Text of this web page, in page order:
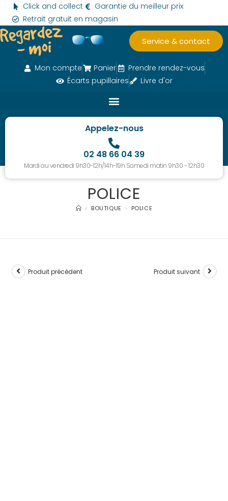
Click and collect
Garantie du meilleur prix
Retrait gratuit en magasin
Service & contact
Mon compte Panier
Prendre rendez-vous
Écarts pupillaires
Livre d'or
Appelez-nous
02 48 66 04 39
Mardi au vendredi 9h30-12h/14h-19h Samedi matin 9h30 - 12h30
POLICE
> BOUTIQUE > POLICE
Produit précédent Produit suivant